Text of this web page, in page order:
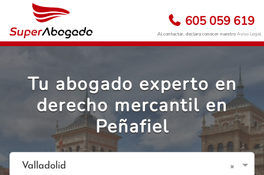
605 059 619
Al contactar, declara conocer nuestroAviso Legal
Tu abogado experto en
derecho mercantil en
Peñafiel
Valladolid ×